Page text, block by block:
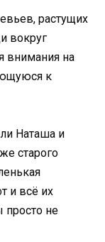
растущих
вокруг
внимания на
к
Наташа и
старого
и всё их
не